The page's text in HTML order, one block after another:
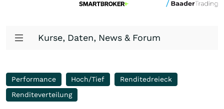
Kurse, Daten, News & Forum
Performance Hoch/Tief
Renditedreieck
Renditeverteilung